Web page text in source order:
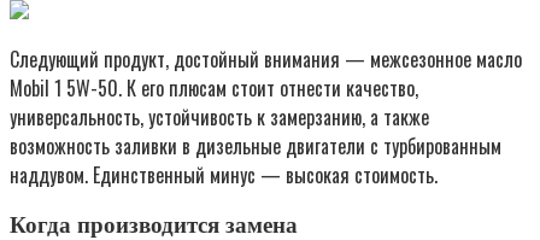
Следующий продукт, достойный внимания — межсезонное масло
Mobil 1 5W-50. К его плюсам стоит отнести качество,
универсальность, устойчивость к замерзанию, а также
возможность заливки в дизельные двигатели с турбированным
наддувом. Единственный минус — высокая стоимость.
Когда производится замена